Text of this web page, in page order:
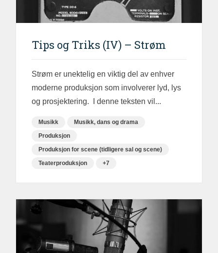
Tips og Triks (IV) – Strøm
Strøm er unektelig en viktig del av enhver
moderne produksjon som involverer lyd, lys
og prosjektering. I denne teksten vil...
Musikk
Musikk, dans og drama
Produksjon
Produksjon for scene (tidligere sal og scene)
Teaterproduksjon
+7